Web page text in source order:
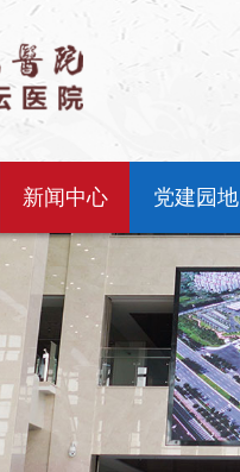
新闻中心 党建园地